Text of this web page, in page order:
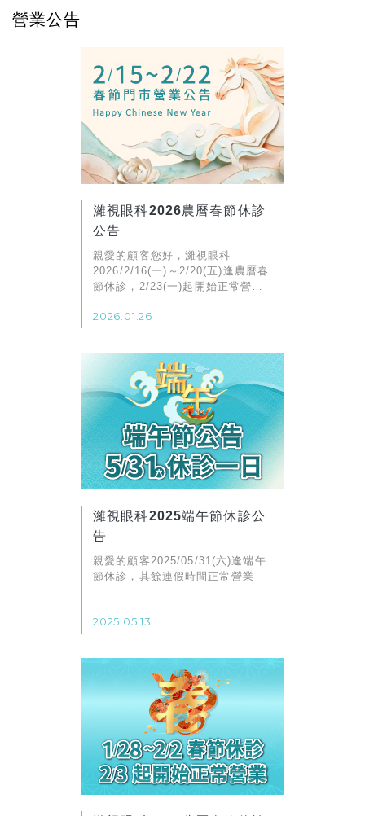
營業公告
濰視眼科2026農曆春節休診
公告
親愛的顧客您好，濰視眼科
2026/2/16(一)～2/20(五)逢農曆春
節休診，2/23(一)起開始正常營
2026.01.26
濰視眼科2025端午節休診公
告
親愛的顧客2025/05/31(六)逢端午
節休診，其餘連假時間正常營業
2025.05.13